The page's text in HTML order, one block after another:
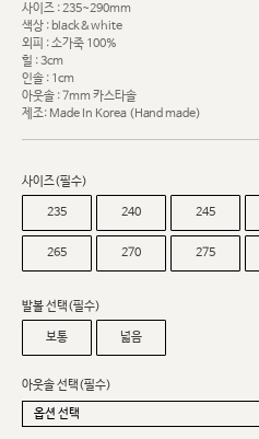
사이즈 : 235~290mm
색상 : black&white
외피 : 소가죽 100%
힐 : 3cm
인솔 : 1cm
아웃솔 : 7mm 카스타솔
제조: Made In Korea (Hand made)
사이즈(필수)
235 240 245
265 270 275
발볼 선택(필수)
보통 넓음
아웃솔 선택(필수)